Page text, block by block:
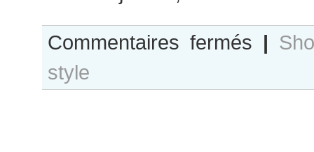
Commentaires fermés Michelle
with
|
style